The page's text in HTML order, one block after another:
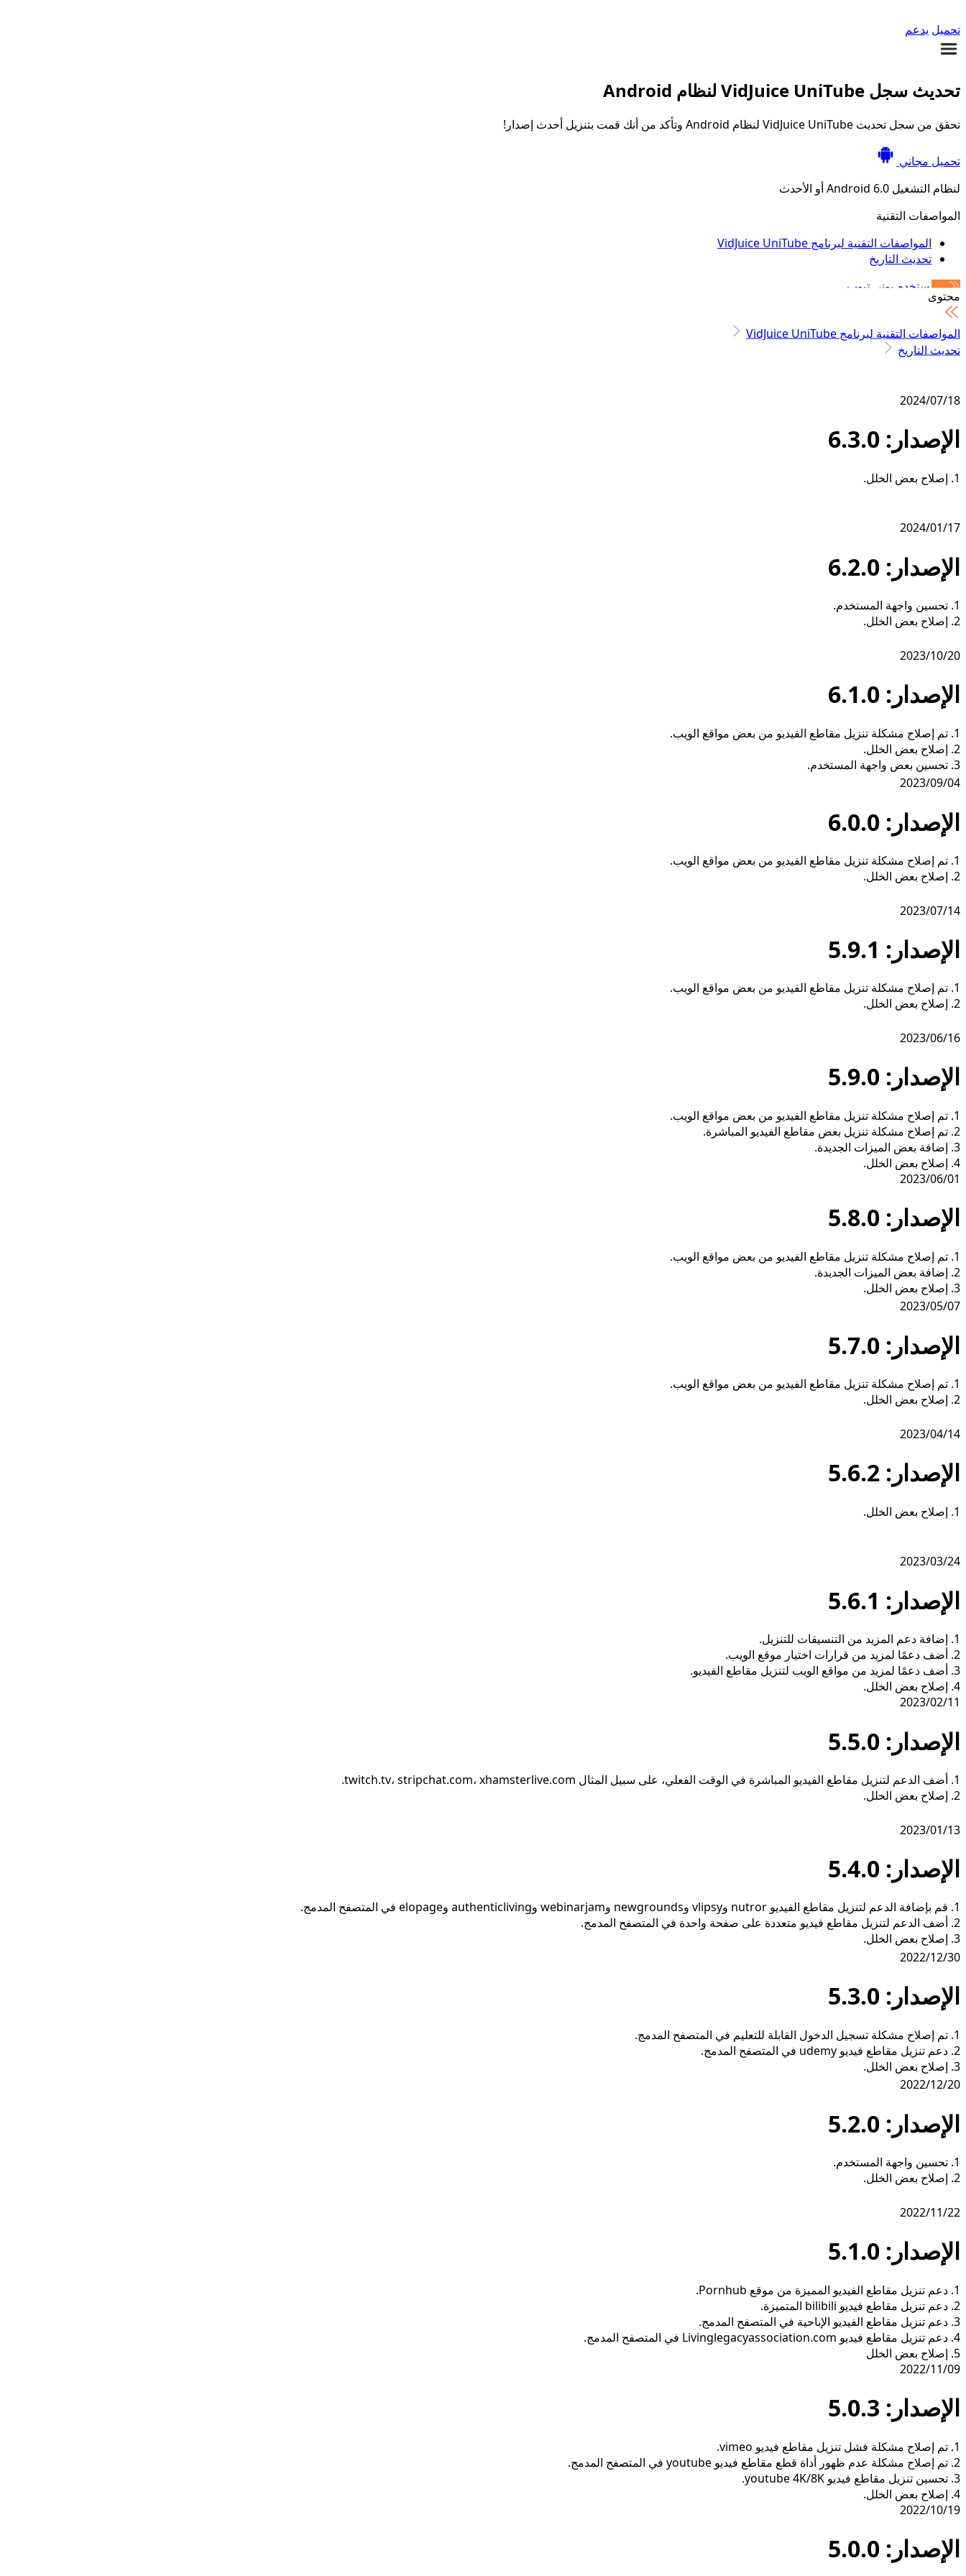
تحميل يدعم
تحديث سجل VidJuice UniTube لنظام Android
تحقق من سجل تحديث VidJuice UniTube لنظام Android وتأكد من أنك قمت بتنزيل أحدث إصدار!
تحميل مجاني
لنظام التشغيل Android 6.0 أو الأحدث
المواصفات التقنية
المواصفات التقنية لبرنامج VidJuice UniTube
تحديث التاريخ
دليل مستخدم يوني تيوب
محتوى
المواصفات التقنية لبرنامج VidJuice UniTube
تحديث التاريخ
2024/07/18
الإصدار: 6.3.0
1. إصلاح بعض الخلل.
2024/01/17
الإصدار: 6.2.0
1. تحسين واجهة المستخدم.
2. إصلاح بعض الخلل.
2023/10/20
الإصدار: 6.1.0
1. تم إصلاح مشكلة تنزيل مقاطع الفيديو من بعض مواقع الويب.
2. إصلاح بعض الخلل.
3. تحسين بعض واجهة المستخدم.
2023/09/04
الإصدار: 6.0.0
1. تم إصلاح مشكلة تنزيل مقاطع الفيديو من بعض مواقع الويب.
2. إصلاح بعض الخلل.
2023/07/14
الإصدار: 5.9.1
1. تم إصلاح مشكلة تنزيل مقاطع الفيديو من بعض مواقع الويب.
2. إصلاح بعض الخلل.
2023/06/16
الإصدار: 5.9.0
1. تم إصلاح مشكلة تنزيل مقاطع الفيديو من بعض مواقع الويب.
2. تم إصلاح مشكلة تنزيل بعض مقاطع الفيديو المباشرة.
3. إضافة بعض الميزات الجديدة.
4. إصلاح بعض الخلل.
2023/06/01
الإصدار: 5.8.0
1. تم إصلاح مشكلة تنزيل مقاطع الفيديو من بعض مواقع الويب.
2. إضافة بعض الميزات الجديدة.
3. إصلاح بعض الخلل.
2023/05/07
الإصدار: 5.7.0
1. تم إصلاح مشكلة تنزيل مقاطع الفيديو من بعض مواقع الويب.
2. إصلاح بعض الخلل.
2023/04/14
الإصدار: 5.6.2
1. إصلاح بعض الخلل.
2023/03/24
الإصدار: 5.6.1
1. إضافة دعم المزيد من التنسيقات للتنزيل.
2. أضف دعمًا لمزيد من قرارات اختيار موقع الويب.
3. أضف دعمًا لمزيد من مواقع الويب لتنزيل مقاطع الفيديو.
4. إصلاح بعض الخلل.
2023/02/11
الإصدار: 5.5.0
1. أضف الدعم لتنزيل مقاطع الفيديو المباشرة في الوقت الفعلي، على سبيل المثال twitch.tv، stripchat.com، xhamsterlive.com.
2. إصلاح بعض الخلل.
2023/01/13
الإصدار: 5.4.0
1. قم بإضافة الدعم لتنزيل مقاطع الفيديو nutror وvlipsy وnewgrounds وwebinarjam وauthenticliving وelopage في المتصفح المدمج.
2. أضف الدعم لتنزيل مقاطع فيديو متعددة على صفحة واحدة في المتصفح المدمج.
3. إصلاح بعض الخلل.
2022/12/30
الإصدار: 5.3.0
1. تم إصلاح مشكلة تسجيل الدخول القابلة للتعليم في المتصفح المدمج.
2. دعم تنزيل مقاطع فيديو udemy في المتصفح المدمج.
3. إصلاح بعض الخلل.
2022/12/20
الإصدار: 5.2.0
1. تحسين واجهة المستخدم.
2. إصلاح بعض الخلل.
2022/11/22
الإصدار: 5.1.0
1. دعم تنزيل مقاطع الفيديو المميزة من موقع Pornhub.
2. دعم تنزيل مقاطع فيديو bilibili المتميزة.
3. دعم تنزيل مقاطع الفيديو الإباحية في المتصفح المدمج.
4. دعم تنزيل مقاطع فيديو Livinglegacyassociation.com في المتصفح المدمج.
5. إصلاح بعض الخلل
2022/11/09
الإصدار: 5.0.3
1. تم إصلاح مشكلة فشل تنزيل مقاطع فيديو vimeo.
2. تم إصلاح مشكلة عدم ظهور أداة قطع مقاطع فيديو youtube في المتصفح المدمج.
3. تحسين تنزيل مقاطع فيديو youtube 4K/8K.
4. إصلاح بعض الخلل.
2022/10/19
الإصدار: 5.0.0